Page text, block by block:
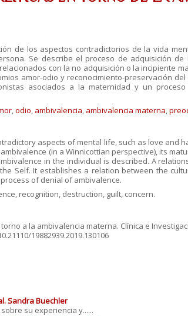
de los aspectos contradictorios de la vida
Se describe el proceso de adquisición
con la no adquisición o la incipiente
amor-odio y reconocimiento-preservación
asociados a la maternidad y un
,odio, ambivalencia, ambivalencia materna,
aspects of mental life, such as love and
(in a Winnicottian perspective), its
in the individual is described. A
Self. It establishes a relation between the
of denial of ambivalence.
recognition, destruction, guilt, concern.
a la ambivalencia materna. Clínica e
19882939.2019.130106
Sandra Buechler
su experiencia y......